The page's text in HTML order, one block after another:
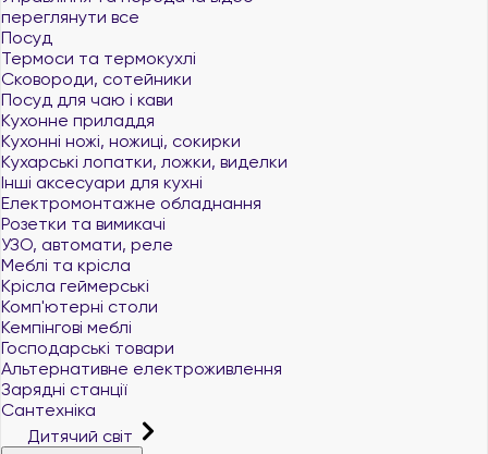
переглянути все
Посуд
Термоси та термокухлі
Сковороди, сотейники
Посуд для чаю і кави
Кухонне приладдя
Кухонні ножі, ножиці, сокирки
Кухарські лопатки, ложки, виделки
Інші аксесуари для кухні
Електромонтажне обладнання
Розетки та вимикачі
УЗО, автомати, реле
Меблі та крісла
Крісла геймерські
Комп'ютерні столи
Кемпінгові меблі
Господарські товари
Альтернативне електроживлення
Зарядні станції
Сантехніка
Дитячий світ